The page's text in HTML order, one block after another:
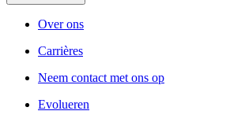
Over ons
Carrières
Neem contact met ons op
Evolueren